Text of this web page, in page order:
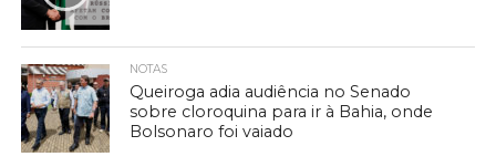
NOTAS
Queiroga adia audiência no Senado
sobre cloroquina para ir à Bahia, onde
Bolsonaro foi vaiado